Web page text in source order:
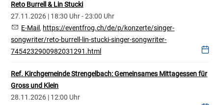
Reto Burrell & Lin Stucki
27.11.2026 | 18:30 Uhr - 23:00 Uhr
E-Mail, https://eventfrog.ch/de/p/konzerte/singer-
songwriter/reto-burrell-lin-stucki-singer-songwriter-
7454232900982031291.html
Ref. Kirchgemeinde Strengelbach: Gemeinsames Mittagessen für
Gross und Klein
28.11.2026 | 12:00 Uhr